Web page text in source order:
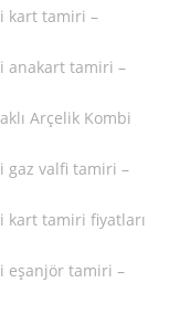
kart tamiri –
anakart tamiri –
Arçelik Kombi
gaz valfi tamiri –
kart tamiri fiyatları
eşanjör tamiri –